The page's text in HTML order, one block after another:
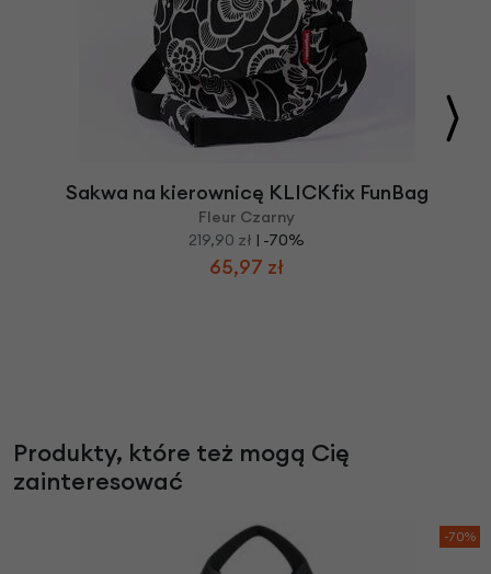
Sakwa na kierownicę KLICKfix FunBag
Fleur Czarny
219,90 zł | -70%
65,97 zł
Produkty, które też mogą Cię
zainteresować
-70%